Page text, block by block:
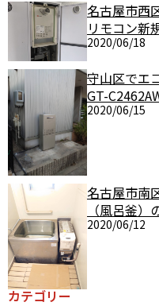
名古屋市西
リモコン新
2020/06/18
守山区でエ
GT-
2020/06/15
名古屋市南
（風呂釜）
2020/06/12
カテゴリー